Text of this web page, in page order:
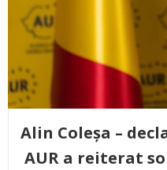
Alin Coleșa –
AUR a reiterat